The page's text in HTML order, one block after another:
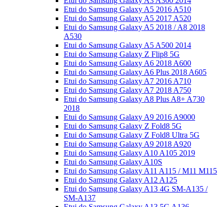
Etui do Samsung Galaxy A5 2016 A510
Etui do Samsung Galaxy A5 2017 A520
Etui do Samsung Galaxy A5 2018 / A8 2018
A530
Etui do Samsung Galaxy A5 A500 2014
Etui do Samsung Galaxy Z Flip8 5G
Etui do Samsung Galaxy A6 2018 A600
Etui do Samsung Galaxy A6 Plus 2018 A605
Etui do Samsung Galaxy A7 2016 A710
Etui do Samsung Galaxy A7 2018 A750
Etui do Samsung Galaxy A8 Plus A8+ A730
2018
Etui do Samsung Galaxy A9 2016 A9000
Etui do Samsung Galaxy Z Fold8 5G
Etui do Samsung Galaxy Z Fold8 Ultra 5G
Etui do Samsung Galaxy A9 2018 A920
Etui do Samsung Galaxy A10 A105 2019
Etui do Samsung Galaxy A10S
Etui do Samsung Galaxy A11 A115 / M11 M115
Etui do Samsung Galaxy A12 A125
Etui do Samsung Galaxy A13 4G SM-A135 /
SM-A137